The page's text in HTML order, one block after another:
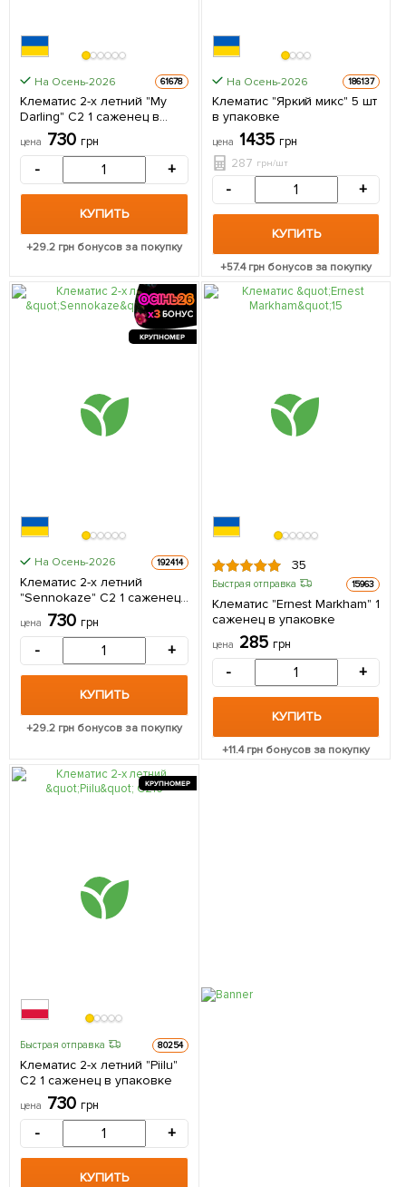
На Осень-2026 61678
Клематис 2-х летний "My
Darling" С2 1 саженец в
упаковке
цена 730 грн
- +
КУПИТЬ
+29.2 грн бонусов за покупку
На Осень-2026 186137
Клематис "Яркий микс" 5 шт
в упаковке
цена 1435 грн
287 грн/шт
- +
КУПИТЬ
+57.4грн бонусов за покупку
КРУПНОМЕР
На Осень-2026 192414
Клематис 2-х летний
"Sennokaze" С2 1 саженец
в упаковке
цена 730 грн
- +
КУПИТЬ
+29.2 грн бонусов за покупку
35
Быстрая отправка 15963
Клематис "Ernest Markham" 1
саженец в упаковке
цена 285 грн
- +
КУПИТЬ
+11.4грн бонусов за покупку
КРУПНОМЕР
Быстрая отправка 80254
Клематис 2-х летний "Piilu"
С2 1 саженец в упаковке
цена 730 грн
- +
КУПИТЬ